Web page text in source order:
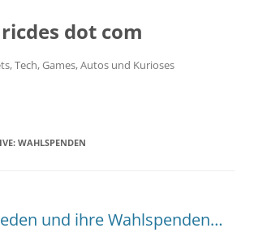
ricdes dot com
Tech, Games, Autos und Kurioses
WAHLSPENDEN
und ihre Wahlspenden…